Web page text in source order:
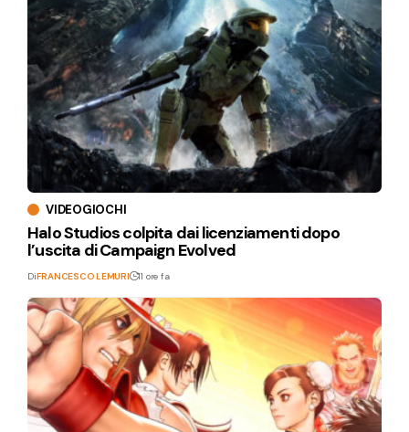
VIDEOGIOCHI
Halo Studios colpita dai licenziamenti dopo
l’uscita di Campaign Evolved
DiFRANCESCO LEMURI 11 ore fa